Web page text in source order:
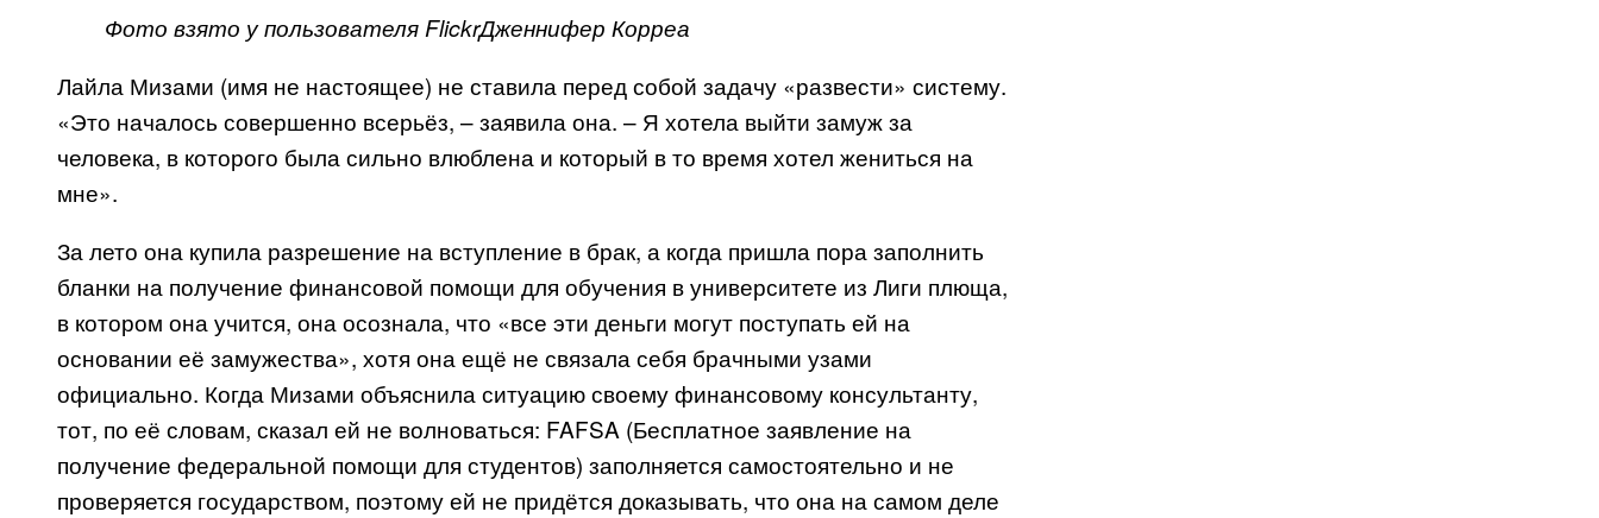
Фото взято у пользователяFlickrДженнифер Корреа
Лайла Мизами (имя не настоящее) не ставила перед собой задачу «развести» систему.
«Это началось совершенно всерьёз, – заявила она. – Я хотела выйти замуж за
человека, в которого была сильно влюблена и который в то время хотел жениться на
мне».
За лето она купила разрешение на вступление в брак, а когда пришла пора заполнить
бланки на получение финансовой помощи для обучения в университете из Лиги плюща,
в котором она учится, она осознала, что «все эти деньги могут поступать ей на
основании её замужества», хотя она ещё не связала себя брачными узами
официально. Когда Мизами объяснила ситуацию своему финансовому консультанту,
тот, по её словам, сказал ей не волноваться: FAFSA (Бесплатное заявление на
получение федеральной помощи для студентов) заполняется самостоятельно и не
проверяется государством, поэтому ей не придётся доказывать, что она на самом деле